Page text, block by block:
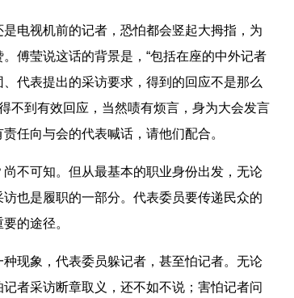
视机前的记者，恐怕都会竖起大拇指，为
傅莹说这话的背景是，“包括在座的中外记者
代表提出的采访要求，得到的回应不是那么
不到有效回应，当然啧有烦言，身为大会发言
任向与会的代表喊话，请他们配合。
可知。但从最基本的职业身份出发，无论
也是履职的一部分。代表委员要传递民众的
的途径。
象，代表委员躲记者，甚至怕记者。无论
者采访断章取义，还不如不说；害怕记者问